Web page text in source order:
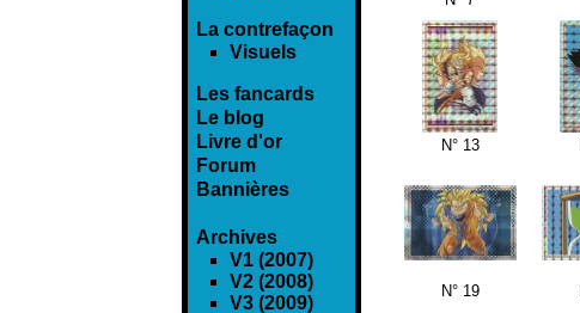
La contrefaçon
Visuels
Les fancards
Le blog
Livre d'or
Forum
Bannières
Archives
V1 (2007)
V2 (2008)
V3 (2009)
N° 13
N° 19